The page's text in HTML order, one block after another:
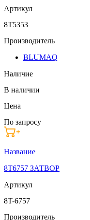
Артикул
8T5353
Производитель
BLUMAQ
Наличие
В наличии
Цена
По запросу
Название
8T6757 ЗАТВОР
Артикул
8T-6757
Производитель